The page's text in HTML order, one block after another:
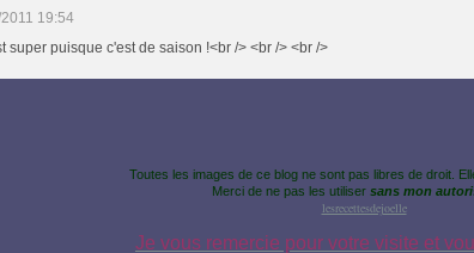
19:54
super puisque c'est de saison !<br /> <br /> <br />
Toutes les images de ce blog ne sont pas libres de droit.
Merci de ne pas les utiliser sans mon
lesrecettesdejoelle
Je vous remercie pour votre visite et